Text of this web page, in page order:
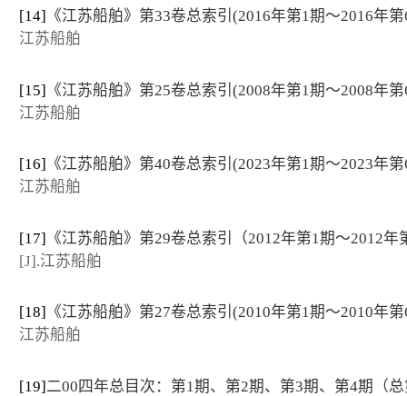
[14] 《江苏船舶》第33卷总索引(2016年第1期～2016年
江苏船舶
[15] 《江苏船舶》第25卷总索引(2008年第1期～2008年
江苏船舶
[16] 《江苏船舶》第40卷总索引(2023年第1期～2023年
江苏船舶
[17] 《江苏船舶》第29卷总索引（2012年第1期～2012年
[J].江苏船舶
[18] 《江苏船舶》第27卷总索引(2010年第1期～2010年
江苏船舶
[19]二00四年总目次：第1期、第2期、第3期、第4期（